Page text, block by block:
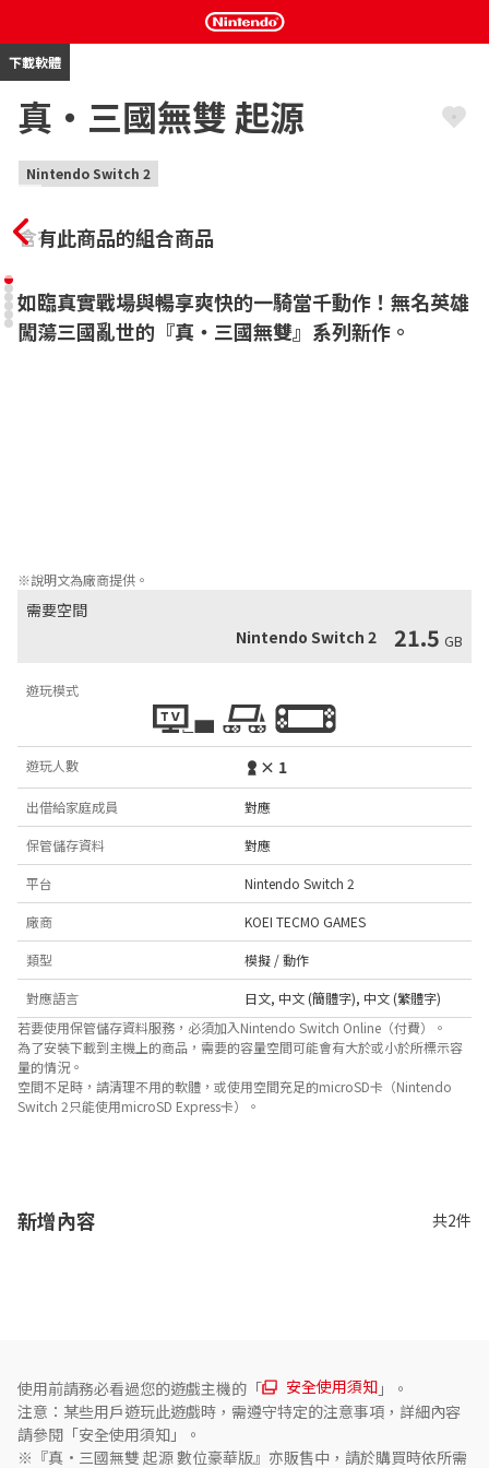
下載軟體
真・三國無雙 起源
Nintendo Switch 2
含有此商品的組合商品
如臨真實戰場與暢享爽快的一騎當千動作！無名英雄
闖蕩三國亂世的『真・三國無雙』系列新作。
※說明文為廠商提供。
需要空間
Nintendo Switch 2
21.5 GB
遊玩模式
遊玩人數 × 1
出借給家庭成員 對應
保管儲存資料 對應
平台 Nintendo Switch 2
廠商 KOEI TECMO GAMES
類型 模擬 / 動作
對應語言 日文, 中文 (簡體字), 中文 (繁體字)
若要使用保管儲存資料服務，必須加入Nintendo Switch Online（付費）。
為了安裝下載到主機上的商品，需要的容量空間可能會有大於或小於所標示容
量的情況。
空間不足時，請清理不用的軟體，或使用空間充足的microSD卡（Nintendo
Switch 2只能使用microSD Express卡）。
新增內容 共2件
使用前請務必看過您的遊戲主機的「 安全使用須知 」。
注意：某些用戶遊玩此遊戲時，需遵守特定的注意事項，詳細內容
請參閱「安全使用須知」。
※『真·三國無雙 起源 數位豪華版』亦販售中，請於購買時依所需